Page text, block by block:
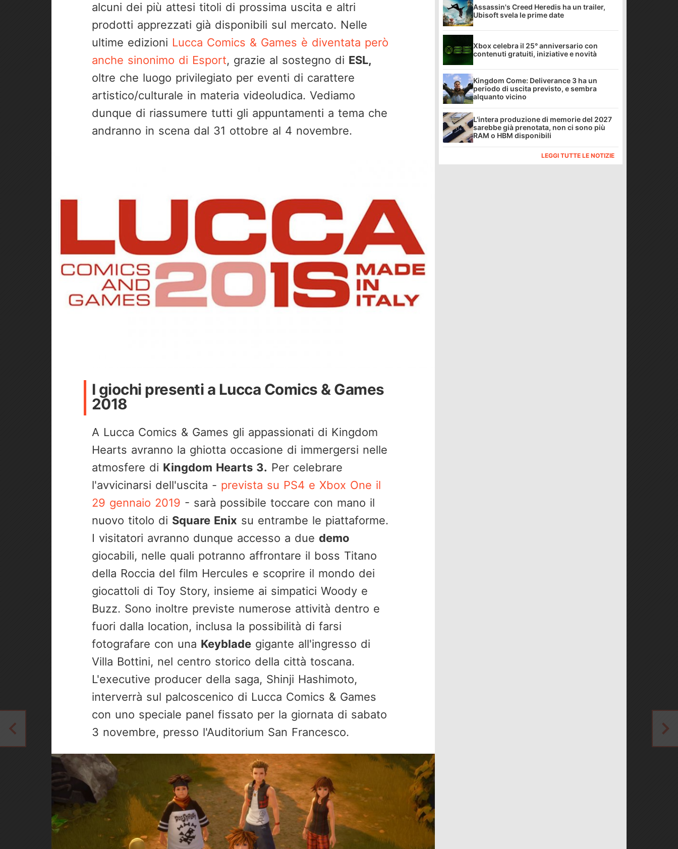
alcuni dei più attesi titoli di prossima uscita e altri
prodotti apprezzati già disponibili sul mercato. Nelle
ultime edizioni Lucca Comics & Games è diventata però
anche sinonimo di Esport, grazie al sostegno di ESL,
oltre che luogo privilegiato per eventi di carattere
artistico/culturale in materia videoludica. Vediamo
dunque di riassumere tutti gli appuntamenti a tema che
andranno in scena dal 31 ottobre al 4 novembre.
I giochi presenti a Lucca Comics & Games
2018
A Lucca Comics & Games gli appassionati di Kingdom
Hearts avranno la ghiotta occasione di immergersi nelle
atmosfere di Kingdom Hearts 3. Per celebrare
l'avvicinarsi dell'uscita - prevista su PS4 e Xbox One il
29 gennaio 2019 - sarà possibile toccare con mano il
nuovo titolo di Square Enix su entrambe le piattaforme.
I visitatori avranno dunque accesso a due demo
giocabili, nelle quali potranno affrontare il boss Titano
della Roccia del film Hercules e scoprire il mondo dei
giocattoli di Toy Story, insieme ai simpatici Woody e
Buzz. Sono inoltre previste numerose attività dentro e
fuori dalla location, inclusa la possibilità di farsi
fotografare con una Keyblade gigante all'ingresso di
Villa Bottini, nel centro storico della città toscana.
L'executive producer della saga, Shinji Hashimoto,
interverrà sul palcoscenico di Lucca Comics & Games
con uno speciale panel fissato per la giornata di sabato
3 novembre, presso l'Auditorium San Francesco.
Assassin's Creed Heredis ha un trailer,
Ubisoft svela le prime date
Xbox celebra il 25° anniversario con
contenuti gratuiti, iniziative e novità
Kingdom Come: Deliverance 3 ha un
periodo di uscita previsto, e sembra
alquanto vicino
L'intera produzione di memorie del 2027
sarebbe già prenotata, non ci sono più
RAM o HBM disponibili
LEGGI TUTTE LE NOTIZIE